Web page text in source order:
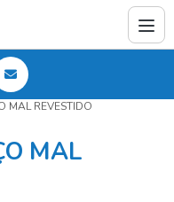
MAL REVESTIDO
MAL